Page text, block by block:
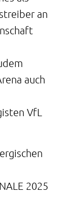
an
auch
VfL
2025